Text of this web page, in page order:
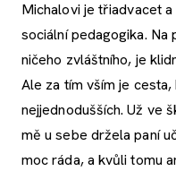
Michalovi je třiadvacet
sociální pedagogika.
ničeho zvláštního, je
Ale za tím vším je
nejjednodušších. Už ve
mě u sebe držela paní
moc ráda, a kvůli tomu